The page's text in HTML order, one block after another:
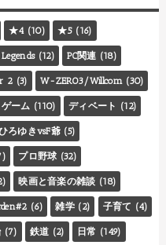
★4 (10) ★5 (16)
(12) PC関連 (18)
2 (3) W-ZERO3/Willcom (30)
ゲーム (110) ディベート (12)
ろゆきvsF爺 (5)
プロ野球 (32)
映画と音楽の雑談 (18)
(6) 雑学 (2) 子育て (4)
(7) 鉄道 (2) 日常 (149)